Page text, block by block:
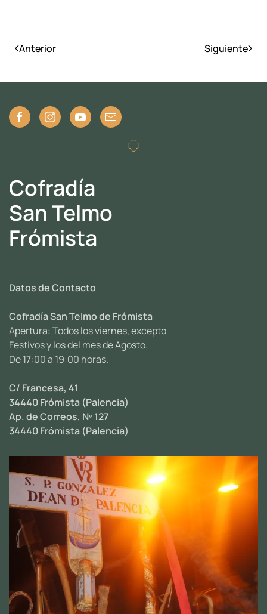
Anterior Siguiente
Cofradía
San Telmo
Frómista
Datos de Contacto
Cofradía San Telmo de Frómista
Apertura: Todos los viernes, excepto
Festivos y los del mes de Agosto.
De 17:00 a 19:00 horas.
C/ Francesa, 41
34440 Frómista (Palencia)
Ap. de Correos, Nº 127
34440 Frómista (Palencia)